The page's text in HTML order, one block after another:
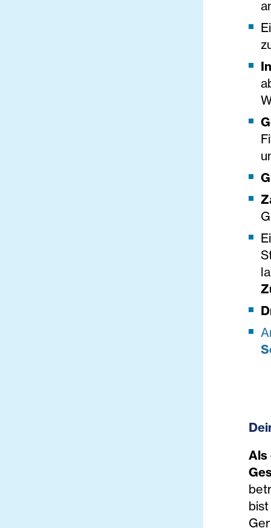
Als